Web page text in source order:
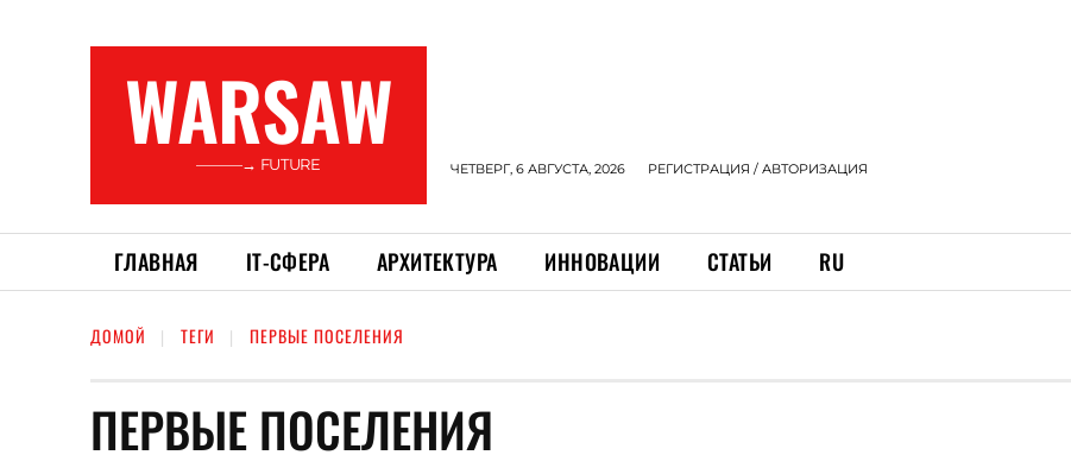
WARSAW
———→ FUTURE ЧЕТВЕРГ, 6 АВГУСТА, 2026 РЕГИСТРАЦИЯ / АВТОРИЗАЦИЯ
ГЛАВНАЯ ІТ-СФЕРА АРХИТЕКТУРА ИННОВАЦИИ СТАТЬИ RU
ДОМОЙ ТЕГИ ПЕРВЫЕ ПОСЕЛЕНИЯ
ПЕРВЫЕ ПОСЕЛЕНИЯ